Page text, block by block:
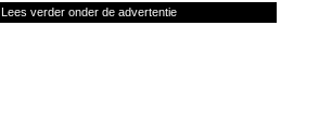
Lees verder onder de advertentie